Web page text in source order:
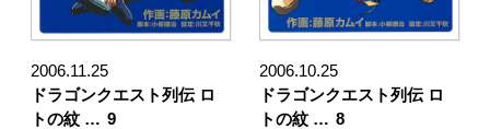
2006.11.25
ドラゴンクエスト列伝 ロ
トの紋 … 9
2006.10.25
ドラゴンクエスト列伝 ロ
トの紋 … 8